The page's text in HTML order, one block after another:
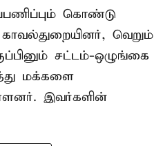
கொண்டு
காவல்துறையினர், வெறும்
சட்டம்-ஒழுங்கை
மக்களை
இவர்களின்